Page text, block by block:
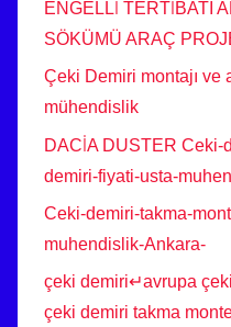
ENGELLİ TERTİBATI
SÖKÜMÜ ARAÇ
Çeki Demiri montajı ve
mühendislik
DACİA DUSTER Ceki-
demiri-fiyati-usta-
Ceki-demiri-takma-
muhendislik-Ankara-
çeki demiri↵avrupa
çeki demiri takma